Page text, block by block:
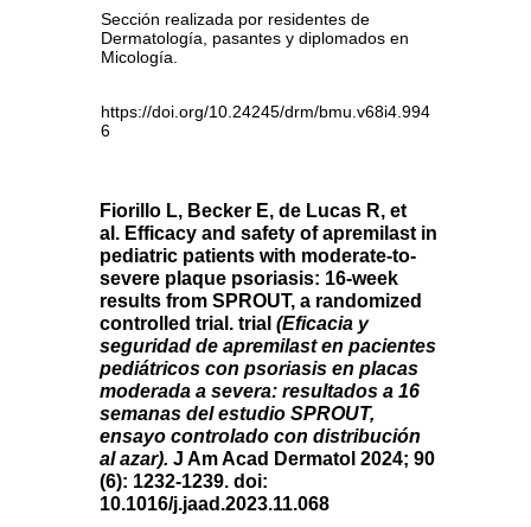
Sección realizada por residentes de
Dermatología, pasantes y diplomados en
Micología.
https://doi.org/10.24245/drm/bmu.v68i4.994
6
Fiorillo L, Becker E, de Lucas R, et
al. Efficacy and safety of apremilast in
pediatric patients with moderate-to-
severe plaque psoriasis: 16-week
results from SPROUT, a randomized
controlled trial. trial (Eficacia y
seguridad de apremilast en pacientes
pediátricos con psoriasis en placas
moderada a severa: resultados a 16
semanas del estudio SPROUT,
ensayo controlado con distribución
al azar). J Am Acad Dermatol 2024; 90
(6): 1232-1239. doi:
10.1016/j.jaad.2023.11.068